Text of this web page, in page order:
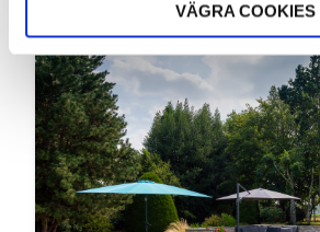
VÄGRA COOKIES